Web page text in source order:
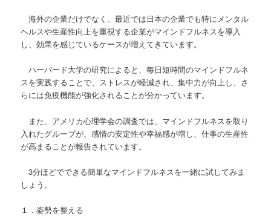
海外の企業だけでなく、最近では日本の企業でも特にメンタル
ヘルスや生産性向上を重視する企業がマインドフルネスを導入
し、効果を感じているケースが増えてきています。
ハーバード大学の研究によると、毎日短時間のマインドフルネ
スを実践することで、ストレスが軽減され、集中力が向上し、さ
らには免疫機能が強化されることが分かっています。
また、アメリカ心理学会の調査では、マインドフルネスを取り
入れたグループが、感情の安定性や幸福感が増し、仕事の生産性
が高まることが報告されています。
3分ほどでできる簡単なマインドフルネスを一緒に試してみま
しょう。
１．姿勢を整える